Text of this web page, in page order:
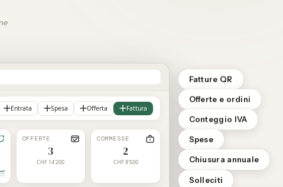
Fatture QR
Offerte e ordini
Conteggio IVA
Spese
Chiusura annuale
Solleciti
Entrata Spesa Offerta Fattura
OFFERTE
3
CHF 14'200
COMMESSE
2
CHF 8'500